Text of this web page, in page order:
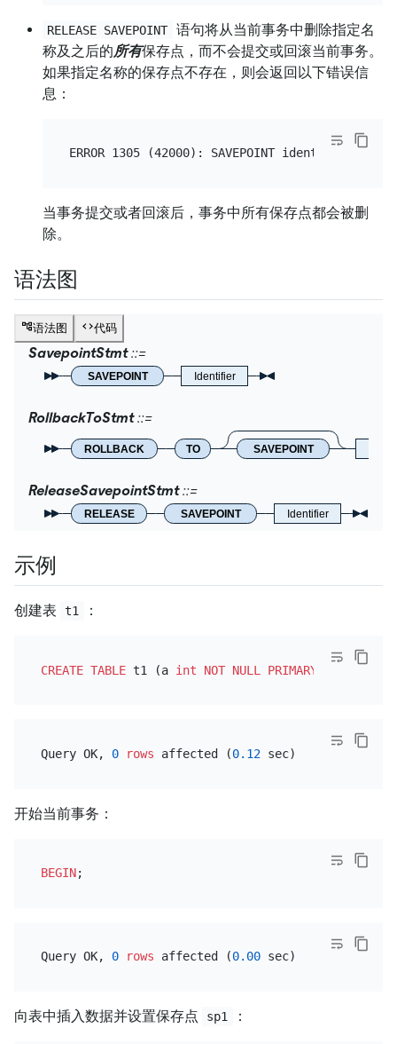
RELEASE SAVEPOINT 语句将从当前事务中删除指定名
称及之后的所有保存点，而不会提交或回滚当前事务。
如果指定名称的保存点不存在，则会返回以下错误信
息：
当事务提交或者回滚后，事务中所有保存点都会被删
除。
语法图
语法图 代码
SavepointStmt
SAVEPOINT Identifier
RollbackToStmt
ROLLBACK TO SAVEPOINT
ReleaseSavepointStmt
RELEASE SAVEPOINT Identifier
示例
创建表 t1 ：
CREATE TABLE t1 (a int NOT NULL PRIMARY KEY
Query OK, 0 rows affected (0.12
开始当前事务：
BEGIN
Query OK, 0 rows affected (0.00
向表中插入数据并设置保存点 sp1 ：